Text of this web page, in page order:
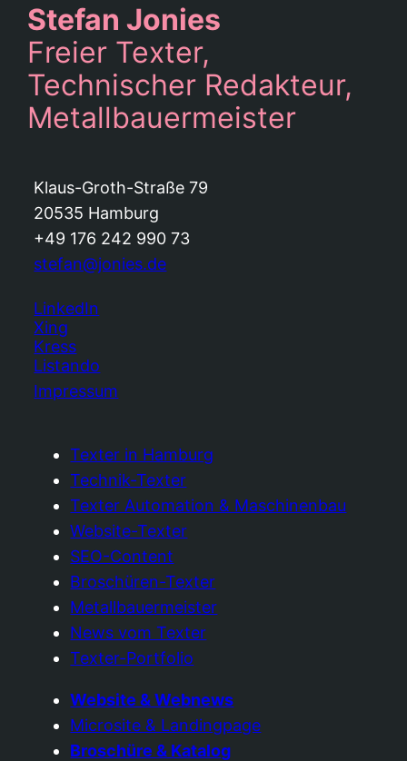
Stefan Jonies
Freier Texter,
Technischer Redakteur,
Metallbauermeister
Klaus-Groth-Straße 79
20535 Hamburg
+49 176 242 990 73
stefan@jonies.de
LinkedIn
Xing
Kress
Listando
Impressum
Texter in Hamburg
Technik-Texter
Texter Automation & Maschinenbau
Website-Texter
SEO-Content
Broschüren-Texter
Metallbauermeister
News vom Texter
Texter-Portfolio
Website & Webnews
Microsite & Landingpage
Broschüre & Katalog